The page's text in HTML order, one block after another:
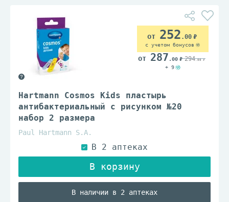
Hartmann Cosmos Kids пластырь
антибактериальный с рисунком №20
набор 2 размера
Paul Hartmann S.A.
В наличии в 2 аптеках
252 .00
с учетом бонусов
287 .00 294.00
+ 9